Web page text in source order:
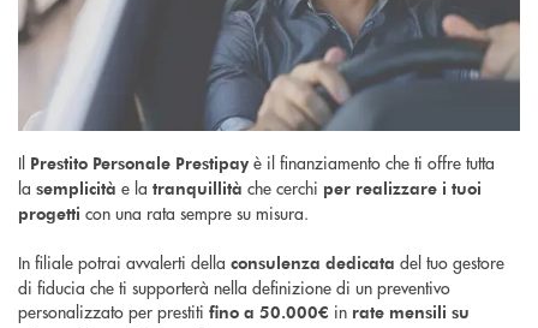
Il Prestito Personale Prestipay è il finanziamento che ti offre tutta
la semplicità e la tranquillità che cerchi per realizzare i tuoi
progetti con una rata sempre su misura.
In filiale potrai avvalerti della consulenza dedicata del tuo gestore
di fiducia che ti supporterà nella definizione di un preventivo
personalizzato per prestiti fino a 50.000€ in rate mensili su